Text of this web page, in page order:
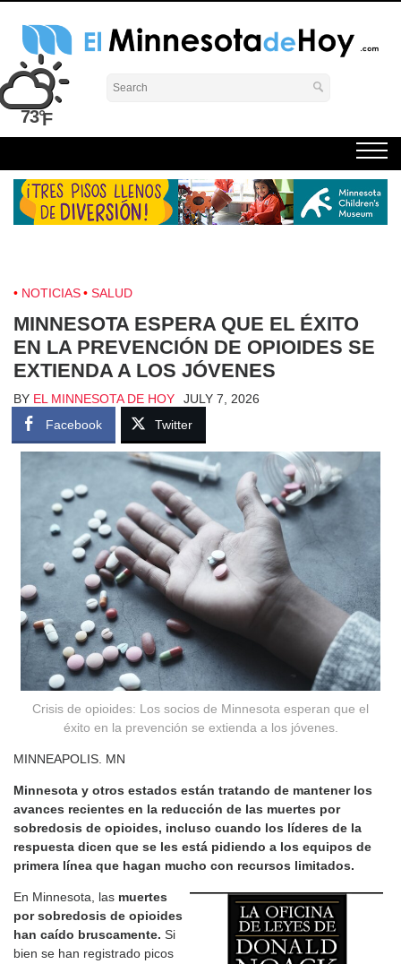
Skip
content
El Minnesota de Hoy Noticias
Latino Noticias Minnesota News
73°
NOTICIAS SALUD
MINNESOTA ESPERA QUE EL ÉXITO
EN LA PREVENCIÓN DE OPIOIDES SE
EXTIENDA A LOS JÓVENES
BY EL MINNESOTA DE HOY
JULY 7, 2026
Facebook
Twitter
Crisis de opioides: Los socios de Minnesota esperan que el
éxito en la prevención se extienda a los jóvenes.
MINNEAPOLIS. MN
Minnesota y otros estados están tratando de mantener los
avances recientes en la reducción de las muertes por
sobredosis de opioides, incluso cuando los líderes de la
respuesta dicen que se les está pidiendo a los equipos de
primera línea que hagan mucho con recursos limitados.
En Minnesota, las muertes
por sobredosis de opioides
han caído bruscamente. Si
bien se han registrado picos